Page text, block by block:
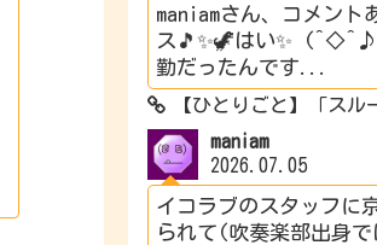
maniamさん、コメント
ス🎵✨🦖はい✨
勤だったんです...
【ひとりごと】「ス
maniam
2026.07.05
イコラブのスタッフに
られて(吹奏楽部出身で